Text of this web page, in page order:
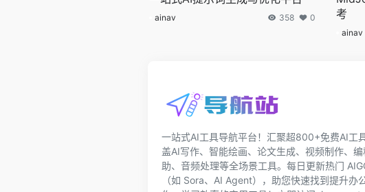
ainav 358 0
考
ainav
一站式AI工具导航平台！汇聚超800+免费AI工
盖AI写作、智能绘画、论文生成、视频制作、
助、音频处理等全场景工具。每日更新热门
（如 Sora、AI Agent），助您快速找到提升办